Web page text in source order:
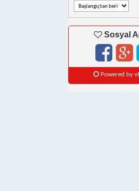
Sosyal
Powered by